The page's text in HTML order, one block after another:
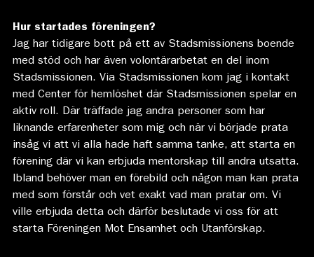
Hur startades föreningen?
Jag har tidigare bott på ett av Stadsmissionens boende
med stöd och har även volontärarbetat en del inom
Stadsmissionen. Via Stadsmissionen kom jag i kontakt
med Center för hemlöshet där Stadsmissionen spelar en
aktiv roll. Där träffade jag andra personer som har
liknande erfarenheter som mig och när vi började prata
insåg vi att vi alla hade haft samma tanke, att starta en
förening där vi kan erbjuda mentorskap till andra utsatta.
Ibland behöver man en förebild och någon man kan prata
med som förstår och vet exakt vad man pratar om. Vi
ville erbjuda detta och därför beslutade vi oss för att
starta Föreningen Mot Ensamhet och Utanförskap.